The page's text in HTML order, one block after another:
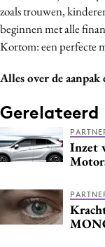
zoals trouwen,
beginnen met alle
Kortom: een perfecte
Alles over de
Gerelateerd
Inzet